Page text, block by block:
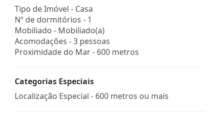
Tipo de Imóvel - Casa
Nº de dormitórios - 1
Mobiliado - Mobiliado(a)
Acomodações - 3 pessoas
Proximidade do Mar - 600 metros
Categorias Especiais
Localização Especial - 600 metros ou mais